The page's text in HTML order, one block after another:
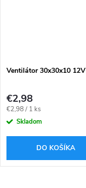
Ventilátor 30x30x10 12V
€2,98
Jednotková
cena:
€2,98 / 1 ks
Skladom
DO KOŠÍKA